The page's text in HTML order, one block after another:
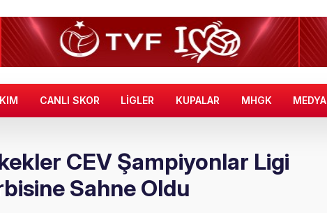
CANLI SKOR LİGLER KUPALAR MHGK MEDYA
CEV Şampiyonlar Ligi
Sahne Oldu